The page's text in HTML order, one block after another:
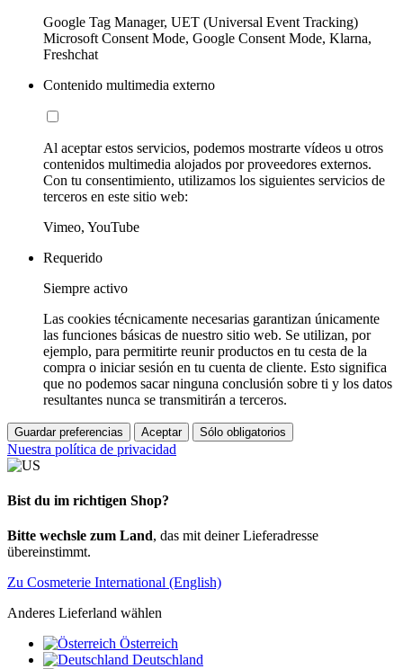
Google Tag Manager, UET (Universal Event Tracking)
Microsoft Consent Mode, Google Consent Mode, Klarna,
Freshchat
Contenido multimedia externo
Al aceptar estos servicios, podemos mostrarte vídeos u otros
contenidos multimedia alojados por proveedores externos.
Con tu consentimiento, utilizamos los siguientes servicios de
terceros en este sitio web:
Vimeo, YouTube
Requerido
Siempre activo
Las cookies técnicamente necesarias garantizan únicamente
las funciones básicas de nuestro sitio web. Se utilizan, por
ejemplo, para permitirte reunir productos en tu cesta de la
compra o iniciar sesión en tu cuenta de cliente. Esto significa
que no podemos sacar ninguna conclusión sobre ti y los datos
resultantes nunca se transmitirán a terceros.
Guardar preferencias Aceptar Sólo obligatorios
Nuestra política de privacidad
Bist du im richtigen Shop?
Bitte wechsle zum Land, das mit deiner Lieferadresse
übereinstimmt.
Zu Cosmeterie International (English)
Anderes Lieferland wählen
Österreich
Deutschland